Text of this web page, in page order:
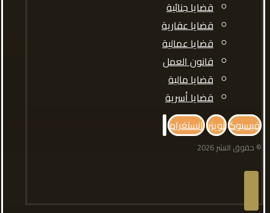
قضايا جنائية
قضايا عقارية
قضايا عمالية
قانون العمل
قضايا مالية
قضايا أسرية
فيسبوك تويتر انستغرام
© حقوق النشر 2026